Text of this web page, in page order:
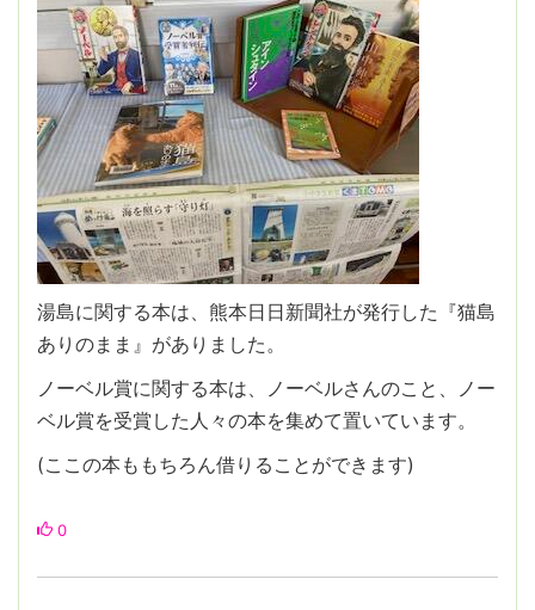
湯島に関する本は、熊本日日新聞社が発行した『猫島
ありのまま』がありました。
ノーベル賞に関する本は、ノーベルさんのこと、ノー
ベル賞を受賞した人々の本を集めて置いています。
(ここの本ももちろん借りることができます)
0